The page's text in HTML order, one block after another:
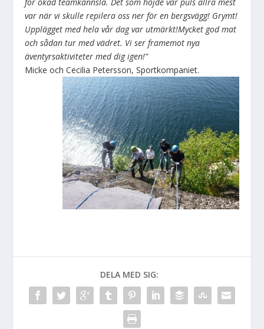
var när vi skulle repilera oss ner för en bergsvägg! Grymt!
Upplägget med hela vår dag var utmärkt!Mycket god mat
och sådan tur med vädret. Vi ser framemot nya
äventyrsaktiviteter med dig igen!”
Micke och Cecilia Petersson, Sportkompaniet.
DELA MED SIG: